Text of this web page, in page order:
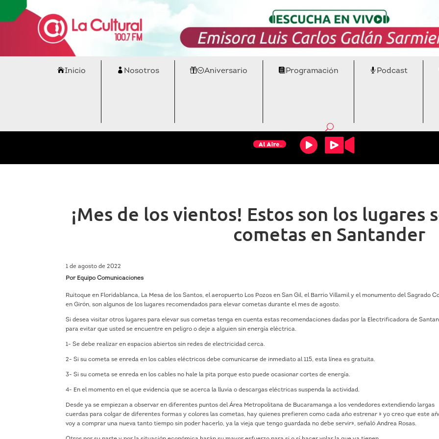
Inicio Nosotros Aniversario Programación Podcast
¡Mes de los vientos! Estos son los lugares
cometas en Santander
1 de agosto de 2022
Por Equipo Comunicaciones
Ruitoque en Floridablanca, La Mesa de los Santos, el aeropuerto Los Pozos en San Gil, el Barrio Villamil y el monumento del Sagrado
en Girón, son algunos de los lugares recomendados para elevar cometas durante el mes de agosto.
Si desea visitar otros lugares para elevar sus cometas tenga en cuenta estas recomendaciones dadas por la Electrificadora de
para evitar que usted se encuentre en peligro o deje a alguien sin energía eléctrica.
1- Se debe realizar en espacios abiertos sin redes de electricidad cerca.
2- Si su cometa se enreda en los cables eléctricos debe comunicarse de inmediato al 115, esta línea es gratuita.
3- Si su cometa se enreda en los cables no hale la pita porque esto puede ocasionar cortes de energía.
4- En el momento en el que evidencia que se acerca la lluvia o descargas eléctricas suspenda la actividad.
Desde ya se empiezan a observar en diferentes puntos del Área Metropolitana de Bucaramanga a los vendedores extendiendo largas
cuerdas para colgar de diferentes formas y colores las cometas, hay quienes prefieren como cada año estrenar » yo creo que este
voy a comprar una nueva tanto tiempo sin poder hacerlo, ya la vieja que tengo guardada no debe servir», señaló Andrea Rosas.